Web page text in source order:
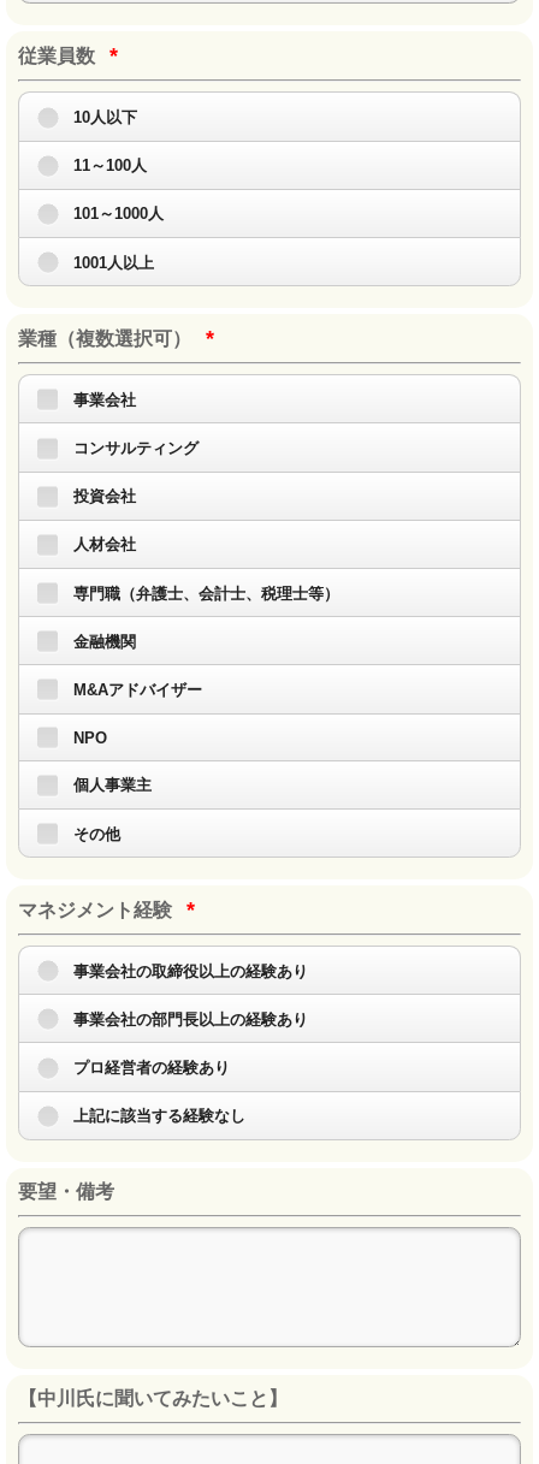
従業員数 *
10人以下
11～100人
101～1000人
1001人以上
業種（複数選択可） *
事業会社
コンサルティング
投資会社
人材会社
専門職（弁護士、会計士、税理士等）
金融機関
M&Aアドバイザー
NPO
個人事業主
その他
マネジメント経験 *
事業会社の取締役以上の経験あり
事業会社の部門長以上の経験あり
プロ経営者の経験あり
上記に該当する経験なし
要望・備考
【中川氏に聞いてみたいこと】